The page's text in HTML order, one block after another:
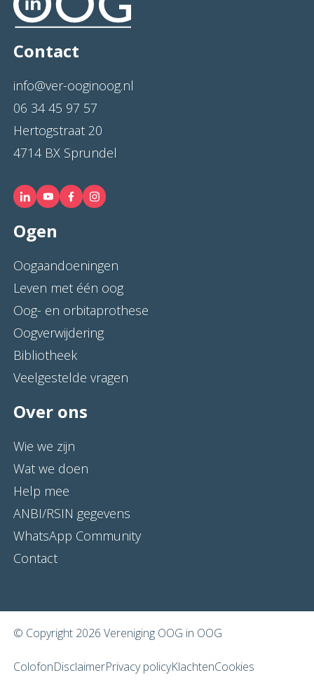
Contact
info@ver-ooginoog.nl
06 34 45 97 57
Hertogstraat 20
4714 BX Sprundel
Ogen
Oogaandoeningen
Leven met één oog
Oog- en orbitaprothese
Oogverwijdering
Bibliotheek
Veelgestelde vragen
Over ons
Wie we zijn
Wat we doen
Help mee
ANBI/RSIN gegevens
WhatsApp Community
Contact
© Copyright 2026 Vereniging OOG in OOG
ColofonDisclaimerPrivacy policyKlachtenCookies